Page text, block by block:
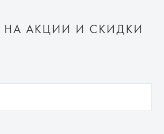
АКЦИИ И СКИДКИ